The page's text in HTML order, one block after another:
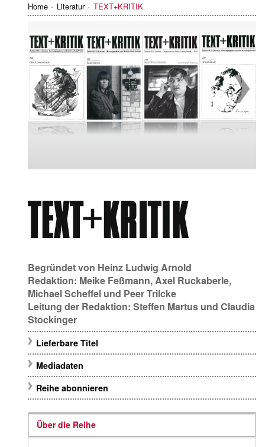
Home Literatur TEXT+KRITIK
Begründet von Heinz Ludwig Arnold
Redaktion: Meike Feßmann,Axel Ruckaberle,
Michael Scheffel und Peer Trilcke
Leitung der Redaktion: Steffen Martus und Claudia
Stockinger
Lieferbare Titel
Mediadaten
Reihe abonnieren
Über die Reihe